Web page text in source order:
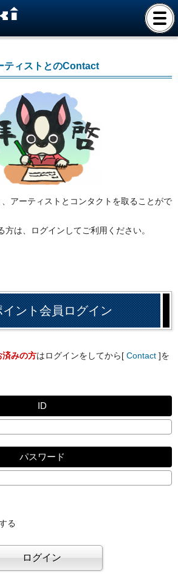
ティストとのContact
アーティストとコンタクトを取ることがで
方は、ログインしてご利用ください。
ント会員ログイン
済みの方はログインをしてから[ Contact ]を
ID
パスワード
る